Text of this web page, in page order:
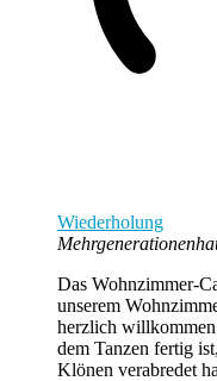
Wiederholung
Das Wohnzimmer-
unserem
herzlich
dem Tanzen fertig
Klönen verabredet